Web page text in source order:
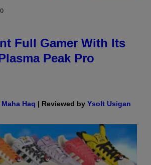
Full Gamer With Its
Peak Pro
Maha Haq | Reviewed by Ysolt Usigan